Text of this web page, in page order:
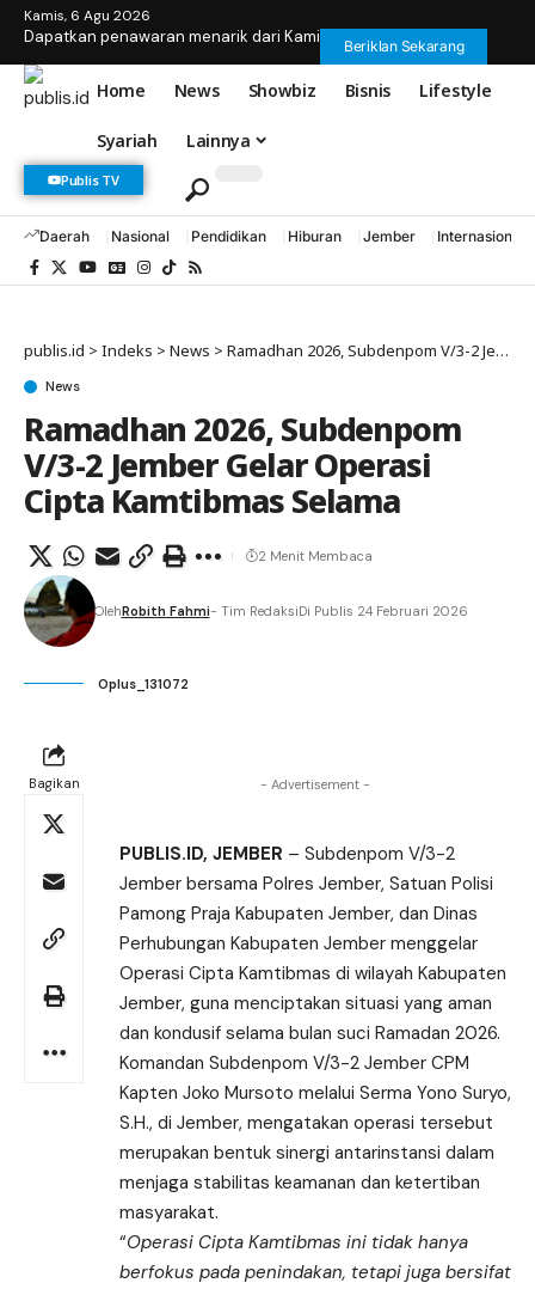
Kamis, 6 Agu 2026
Dapatkan penawaran menarik dari Kami Beriklan Sekarang
Home News Showbiz Bisnis Lifestyle
Syariah Lainnya
Publis TV
Daerah Nasional Pendidikan Hiburan Jember Internasional
publis.id > Indeks > News > Ramadhan 2026, Subdenpom V/3-2 Jember Gelar Operasi Cipta Kamtibmas Selama
News
Ramadhan 2026, Subdenpom
V/3-2 Jember Gelar Operasi
Cipta Kamtibmas Selama
OlehRobith Fahmi- Tim RedaksiDi Publis 24 Februari 2026
2 Menit Membaca
Oplus_131072
Bagikan - Advertisement -
PUBLIS.ID, JEMBER – Subdenpom V/3-2
Jember bersama Polres Jember, Satuan Polisi
Pamong Praja Kabupaten Jember, dan Dinas
Perhubungan Kabupaten Jember menggelar
Operasi Cipta Kamtibmas di wilayah Kabupaten
Jember, guna menciptakan situasi yang aman
dan kondusif selama bulan suci Ramadan 2026.
Komandan Subdenpom V/3-2 Jember CPM
Kapten Joko Mursoto melalui Serma Yono Suryo,
S.H., di Jember, mengatakan operasi tersebut
merupakan bentuk sinergi antarinstansi dalam
menjaga stabilitas keamanan dan ketertiban
masyarakat.
“Operasi Cipta Kamtibmas ini tidak hanya
berfokus pada penindakan, tetapi juga bersifat